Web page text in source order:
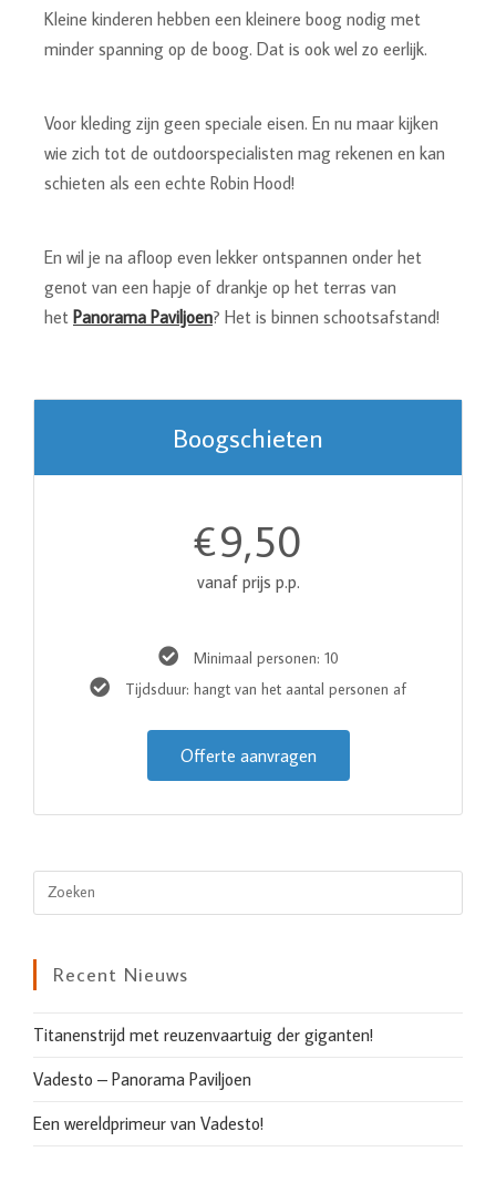
Kleine kinderen hebben een kleinere boog nodig met
minder spanning op de boog. Dat is ook wel zo eerlijk.
Voor kleding zijn geen speciale eisen. En nu maar kijken
wie zich tot de outdoorspecialisten mag rekenen en kan
schieten als een echte Robin Hood!
En wil je na afloop even lekker ontspannen onder het
genot van een hapje of drankje op het terras van
het Panorama Paviljoen? Het is binnen schootsafstand!
Boogschieten
€9,50
vanaf prijs p.p.
Minimaal personen: 10
Tijdsduur: hangt van het aantal personen af
Offerte aanvragen
Recent Nieuws
Titanenstrijd met reuzenvaartuig der giganten!
Vadesto – Panorama Paviljoen
Een wereldprimeur van Vadesto!